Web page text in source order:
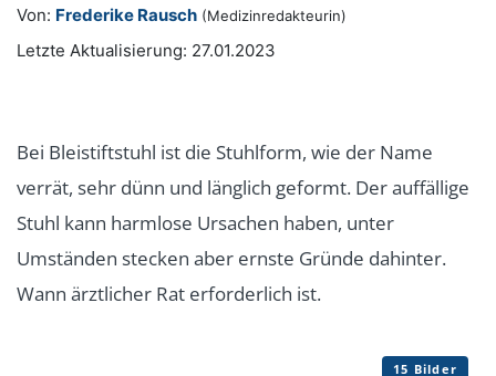
Von: Frederike Rausch (Medizinredakteurin)
Letzte Aktualisierung: 27.01.2023
Bei Bleistiftstuhl ist die Stuhlform, wie der Name
verrät, sehr dünn und länglich geformt. Der auffällige
Stuhl kann harmlose Ursachen haben, unter
Umständen stecken aber ernste Gründe dahinter.
Wann ärztlicher Rat erforderlich ist.
15 Bilder